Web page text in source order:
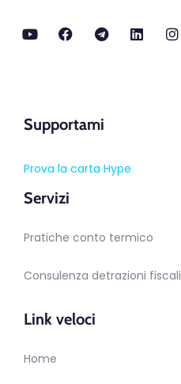
Supportami
Prova la carta Hype
Servizi
Pratiche conto termico
Consulenza detrazioni fiscali
Link veloci
Home